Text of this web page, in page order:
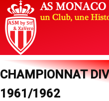
CHAMPIONNAT
1961/1962